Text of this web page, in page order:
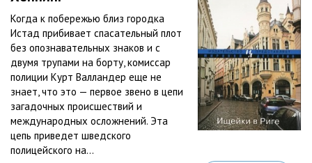
Когда к побережью близ городка
Истад прибивает спасательный плот
без опознавательных знаков и с
двумя трупами на борту, комиссар
полиции Курт Валландер еще не
знает, что это — первое звено в цепи
загадочных происшествий и
международных осложнений. Эта
цепь приведет шведского
полицейского на...